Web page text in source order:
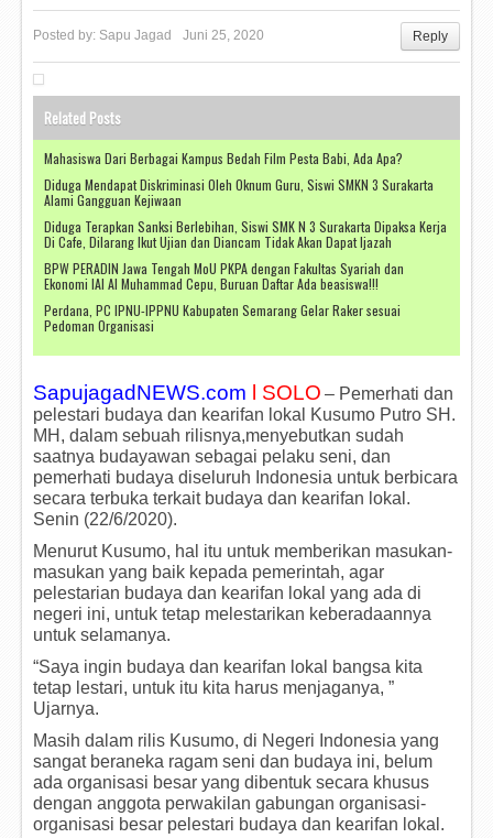
Posted by: Sapu Jagad Juni 25, 2020 Reply
Related Posts
Mahasiswa Dari Berbagai Kampus Bedah Film Pesta Babi, Ada Apa?
Diduga Mendapat Diskriminasi Oleh Oknum Guru, Siswi SMKN 3 Surakarta
Alami Gangguan Kejiwaan
Diduga Terapkan Sanksi Berlebihan, Siswi SMK N 3 Surakarta Dipaksa Kerja
Di Cafe, Dilarang Ikut Ujian dan Diancam Tidak Akan Dapat Ijazah
BPW PERADIN Jawa Tengah MoU PKPA dengan Fakultas Syariah dan
Ekonomi IAI Al Muhammad Cepu, Buruan Daftar Ada beasiswa!!!
Perdana, PC IPNU-IPPNU Kabupaten Semarang Gelar Raker sesuai
Pedoman Organisasi
SapujagadNEWS.com l SOLO – Pemerhati dan
pelestari budaya dan kearifan lokal Kusumo Putro SH.
MH, dalam sebuah rilisnya,menyebutkan sudah
saatnya budayawan sebagai pelaku seni, dan
pemerhati budaya diseluruh Indonesia untuk berbicara
secara terbuka terkait budaya dan kearifan lokal.
Senin (22/6/2020).
Menurut Kusumo, hal itu untuk memberikan masukan-
masukan yang baik kepada pemerintah, agar
pelestarian budaya dan kearifan lokal yang ada di
negeri ini, untuk tetap melestarikan keberadaannya
untuk selamanya.
“Saya ingin budaya dan kearifan lokal bangsa kita
tetap lestari, untuk itu kita harus menjaganya, ”
Ujarnya.
Masih dalam rilis Kusumo, di Negeri Indonesia yang
sangat beraneka ragam seni dan budaya ini, belum
ada organisasi besar yang dibentuk secara khusus
dengan anggota perwakilan gabungan organisasi-
organisasi besar pelestari budaya dan kearifan lokal.